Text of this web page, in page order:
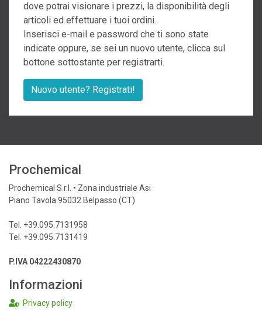
dove potrai visionare i prezzi, la disponibilità degli
articoli ed effettuare i tuoi ordini.
Inserisci e-mail e password che ti sono state
indicate oppure, se sei un nuovo utente, clicca sul
bottone sottostante per registrarti.
Nuovo utente? Registrati!
Prochemical
Prochemical S.r.l. • Zona industriale Asi
Piano Tavola 95032 Belpasso (CT)
Tel. +39.095.7131958
Tel. +39.095.7131419
P.IVA 04222430870
Informazioni
Privacy policy